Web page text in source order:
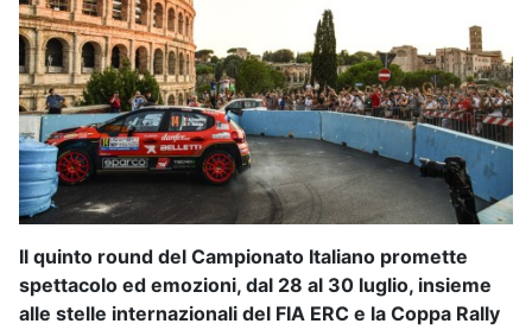
Il quinto round del Campionato Italiano promette
spettacolo ed emozioni, dal 28 al 30 luglio, insieme
alle stelle internazionali del FIA ERC e la Coppa Rally